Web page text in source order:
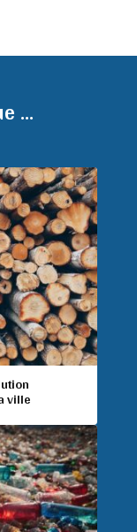
...
ville